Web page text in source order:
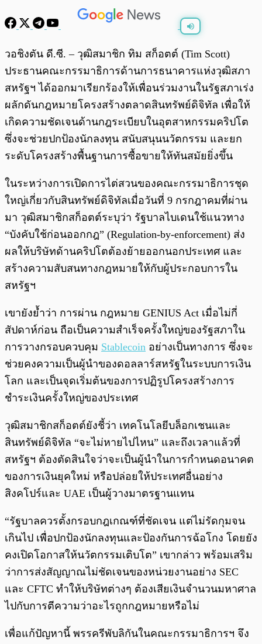
พร้อมเล่น
วอชิงตัน ดี.ซี. – วุฒิสมาชิก ทิม สก็อตต์ (Tim Scott)
ประธานคณะกรรมาธิการด้านการธนาคารแห่งวุฒิสภา
สหรัฐฯ ได้ออกมาเรียกร้องให้เพื่อนร่วมงานในรัฐสภาเร่ง
ผลักดันกฎหมายโครงสร้างตลาดสินทรัพย์ดิจิทัล เพื่อให้
เกิดความชัดเจนด้านกฎระเบียบในอุตสาหกรรมคริปโต
ซึ่งจะช่วยปกป้องนักลงทุน สนับสนุนนวัตกรรม และยก
ระดับโครงสร้างพื้นฐานการซื้อขายให้ทันสมัยยิ่งขึ้น
ในระหว่างการเปิดการไต่สวนของคณะกรรมาธิการชุด
ใหญ่เกี่ยวกับสินทรัพย์ดิจิทัลเมื่อวันที่ 9 กรกฎาคมที่ผ่าน
มา วุฒิสมาชิกสก็อตต์ระบุว่า รัฐบาลไบเดนใช้แนวทาง
“บังคับใช้ก่อนออกกฎ” (Regulation-by-enforcement) ส่ง
ผลให้บริษัทด้านคริปโตต้องย้ายออกนอกประเทศ และ
สร้างความสับสนทางกฎหมายให้กับผู้ประกอบการใน
สหรัฐฯ
เขายังย้ำว่า การผ่าน กฎหมาย GENIUS Act เมื่อไม่กี่
สัปดาห์ก่อน ถือเป็นความสำเร็จครั้งใหญ่ของรัฐสภาใน
การวางกรอบควบคุม Stablecoin อย่างเป็นทางการ ซึ่งจะ
ช่วยคงความเป็นผู้นำของดอลลาร์สหรัฐในระบบการเงิน
โลก และเป็นจุดเริ่มต้นของการปฏิรูปโครงสร้างการ
ชำระเงินครั้งใหญ่ของประเทศ
วุฒิสมาชิกสก็อตต์ยังชี้ว่า เทคโนโลยีบล็อกเชนและ
สินทรัพย์ดิจิทัล “จะไม่หายไปไหน” และถึงเวลาแล้วที่
สหรัฐฯ ต้องตัดสินใจว่าจะเป็นผู้นำในการกำหนดอนาคต
ของการเงินยุคใหม่ หรือปล่อยให้ประเทศอื่นอย่าง
สิงคโปร์และ UAE เป็นผู้วางมาตรฐานแทน
“รัฐบาลควรตั้งกรอบกฎเกณฑ์ที่ชัดเจน แต่ไม่รัดกุมจน
เกินไป เพื่อปกป้องนักลงทุนและป้องกันการฉ้อโกง โดยยัง
คงเปิดโอกาสให้นวัตกรรมเติบโต” เขากล่าว พร้อมเสริม
ว่าการส่งสัญญาณไม่ชัดเจนของหน่วยงานอย่าง SEC
และ CFTC ทำให้บริษัทต่างๆ ต้องเสียเงินจำนวนมหาศาล
ไปกับการตีความว่าอะไรถูกกฎหมายหรือไม่
เพื่อแก้ปัญหานี้ พรรครีพับลิกันในคณะกรรมาธิการฯ จึง